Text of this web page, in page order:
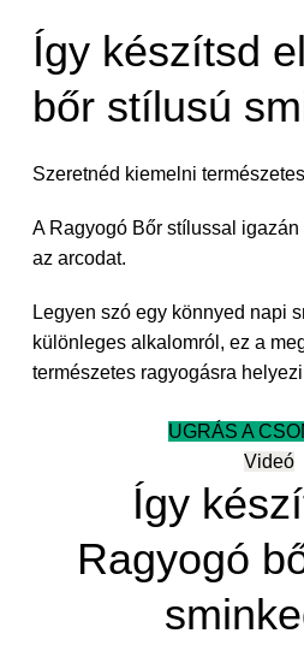
Így készítsd
bőr stílusú
Szeretnéd kiemelni
A Ragyogó Bőr stílussal
az arcodat.
Legyen szó egy könnyed napi
különleges alkalomról, ez a
természetes ragyogásra
UGRÁS A
Videó
Így
Ragyogó